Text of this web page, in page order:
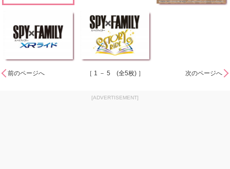
前のページへ ［ 1 － 5 (全5枚) ］ 次のページへ
[ADVERTISEMENT]